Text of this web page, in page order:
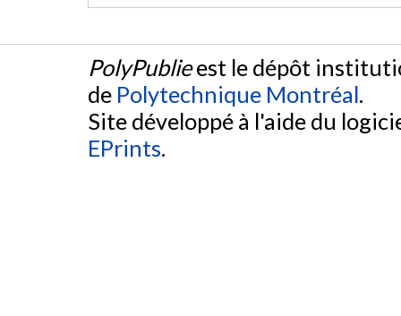
PolyPublieest le dépôt
de Polytechnique Montréal.
Site développé à l'aide du
EPrints.